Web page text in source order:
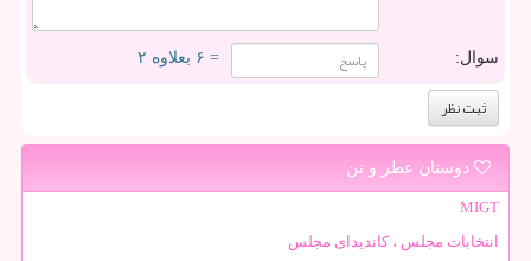
سوال: = ۶ بعلاوه ۲
دوستان عطر و تن
MIGT
انتخابات مجلس ، کاندیدای مجلس